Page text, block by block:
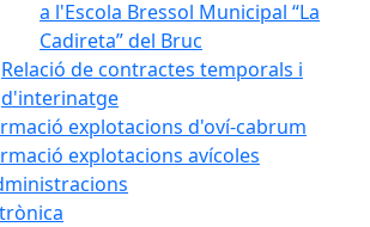
a l'Escola Bressol Municipal “La
Cadireta” del Bruc
Relació de contractes temporals i
d'interinatge
explotacions d'oví-cabrum
explotacions avícoles